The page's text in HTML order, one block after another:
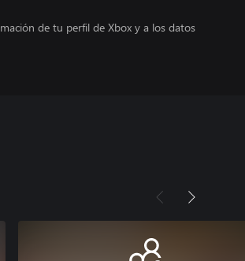
de tu perfil de Xbox y a los datos